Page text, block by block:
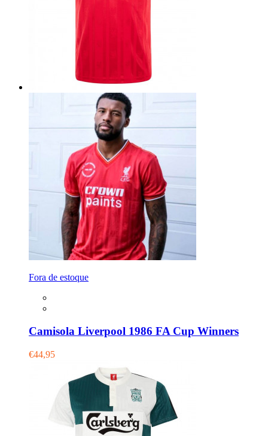
Fora de estoque
Camisola Liverpool 1986 FA Cup Winners
€44,95